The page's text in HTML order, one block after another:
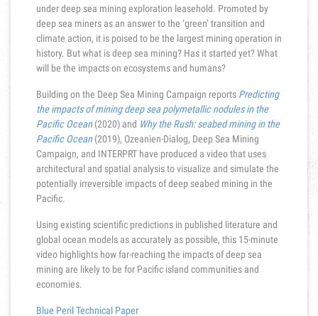
under deep sea mining exploration leasehold. Promoted by
deep sea miners as an answer to the ‘green’ transition and
climate action, it is poised to be the largest mining operation in
history. But what is deep sea mining? Has it started yet? What
will be the impacts on ecosystems and humans?
Building on the Deep Sea Mining Campaign reports Predicting
the impacts of mining deep sea polymetallic nodules in the
Pacific Ocean(2020) and Why the Rush: seabed mining in the
Pacific Ocean(2019), Ozeanien-Dialog, Deep Sea Mining
Campaign, and INTERPRT have produced a video that uses
architectural and spatial analysis to visualize and simulate the
potentially irreversible impacts of deep seabed mining in the
Pacific.
Using existing scientific predictions in published literature and
global ocean models as accurately as possible, this 15-minute
video highlights how far-reaching the impacts of deep sea
mining are likely to be for Pacific island communities and
economies.
Blue Peril Technical Paper